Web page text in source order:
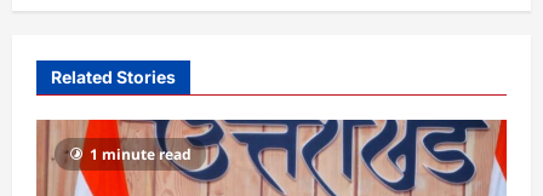
g
a
Related Stories
1 minute read